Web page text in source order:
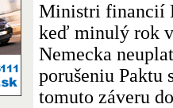
Ministri financií
keď minulý rok
Nemecka
porušeniu Paktu
tomuto záveru